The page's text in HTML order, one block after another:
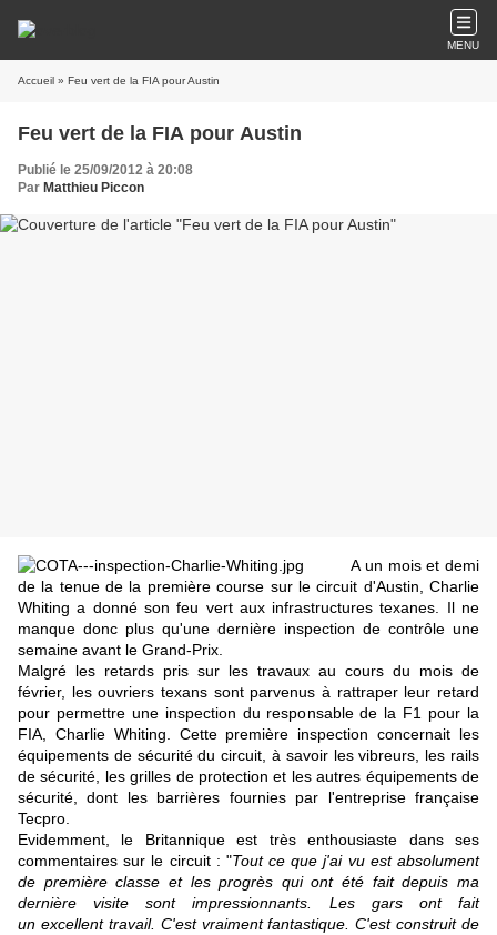
MENU
Accueil » Feu vert de la FIA pour Austin
Feu vert de la FIA pour Austin
Publié le 25/09/2012 à 20:08
Par Matthieu Piccon
A un mois et demi
de la tenue de la première course sur le circuit d'Austin, Charlie
Whiting a donné son feu vert aux infrastructures texanes. Il ne
manque donc plus qu'une dernière inspection de contrôle une
semaine avant le Grand-Prix.
Malgré les retards pris sur les travaux au cours du mois de
février, les ouvriers texans sont parvenus à rattraper leur retard
pour permettre une inspection du responsable de la F1 pour la
FIA, Charlie Whiting. Cette première inspection concernait les
équipements de sécurité du circuit, à savoir les vibreurs, les rails
de sécurité, les grilles de protection et les autres équipements de
sécurité, dont les barrières fournies par l'entreprise française
Tecpro
Evidemment, le Britannique est très enthousiaste dans ses
commentaires sur le circuit : "Tout ce que j'ai vu est absolument
de première classe et les progrès qui ont été fait depuis ma
dernière visite sont impressionnants. Les gars ont fait
un excellent travail. C'est vraiment fantastique. C'est construit de